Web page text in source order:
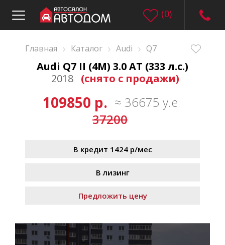
(0)
Главная › Каталог › Audi › Q7
Audi Q7 II (4M) 3.0 AT (333 л.с.)
2018
(снято с продажи)
109850 р. ≈ 36675 у.е
37200
В кредит 1424 р/мес
В лизинг
Предложить цену